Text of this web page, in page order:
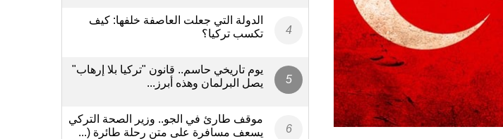
الدولة التي جعلت العاصفة خلفها: كيف
تكسب تركيا؟
يوم تاريخي حاسم.. قانون "تركيا بلا إرهاب"
يصل البرلمان وهذه أبرز...
موقف طارئ في الجو.. وزير الصحة التركي
يسعف مسافرة على متن رحلة طائرة (...